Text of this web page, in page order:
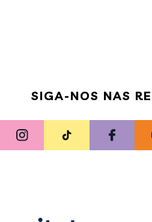
SIGA-NOS NAS